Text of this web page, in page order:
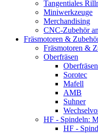
Tangentiales
Miniwerkzeuge
Merchandising
CNC-Zubehör
Fräsmotoren &
Fräsmotoren &
Oberfräsen
Sorotec
Mafell
AMB
Suhner
HF - Spindeln:
HF -